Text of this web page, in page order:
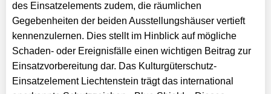
des Einsatzelements zudem, die räumlichen
Gegebenheiten der beiden Ausstellungshäuser vertieft
kennenzulernen. Dies stellt im Hinblick auf mögliche
Schaden- oder Ereignisfälle einen wichtigen Beitrag zur
Einsatzvorbereitung dar. Das Kulturgüterschutz-
Einsatzelement Liechtenstein trägt das international